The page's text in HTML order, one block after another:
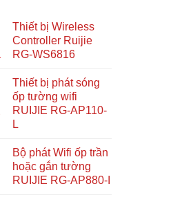
Thiết bị Wireless
Controller Ruijie
RG-WS6816
Thiết bị phát sóng
ốp tường wifi
RUIJIE RG-AP110-
L
Bộ phát Wifi ốp trần
hoặc gắn tường
RUIJIE RG-AP880-I